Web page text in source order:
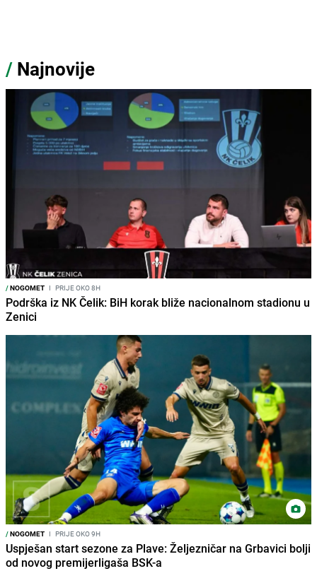
/ Najnovije
/NOGOMET I PRIJE OKO 8H
Podrška iz NK Čelik: BiH korak bliže nacionalnom stadionu u
Zenici
/NOGOMET I PRIJE OKO 9H
Uspješan start sezone za Plave: Željezničar na Grbavici bolji
od novog premijerligaša BSK-a